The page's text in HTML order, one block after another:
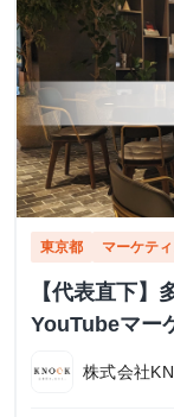
東京都 マーケテ
【代表直下】
YouTubeマー
株式会社